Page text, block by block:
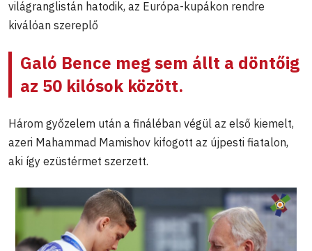
világranglistán hatodik, az Európa-kupákon rendre
kiválóan szereplő
Galó Bence meg sem állt a döntőig
az 50 kilósok között.
Három győzelem után a fináléban végül az első kiemelt,
azeri Mahammad Mamishov kifogott az újpesti fiatalon,
aki így ezüstérmet szerzett.